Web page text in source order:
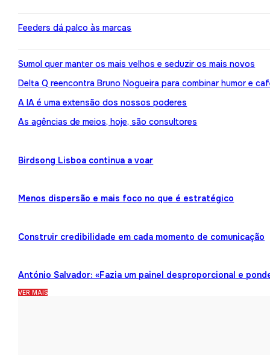
Feeders dá palco às marcas
Sumol quer manter os mais velhos e seduzir os mais novos
Delta Q reencontra Bruno Nogueira para combinar humor e
A IA é uma extensão dos nossos poderes
As agências de meios, hoje, são consultores
Birdsong Lisboa continua a voar
Menos dispersão e mais foco no que é estratégico
Construir credibilidade em cada momento de comunicação
António Salvador: «Fazia um painel desproporcional e
VER MAIS